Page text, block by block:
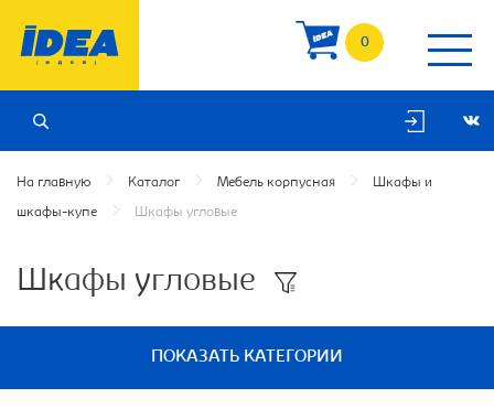
0
На главную Каталог Мебель корпусная Шкафы и
шкафы-купе Шкафы угловые
Шкафы угловые
ПОКАЗАТЬ КАТЕГОРИИ